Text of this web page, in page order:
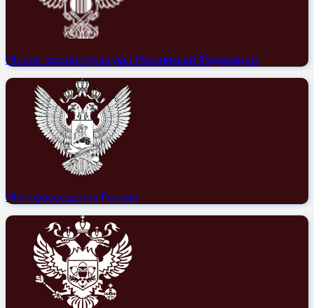
Министерство культуры Российской Федерации
Минпросвещения России